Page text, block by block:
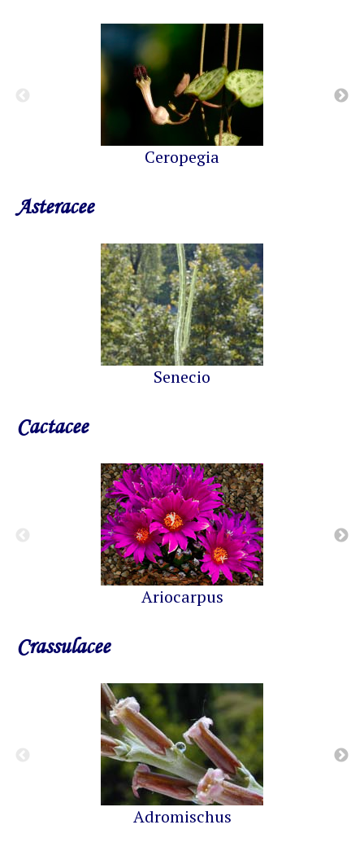
Ceropegia
Asteracee
Senecio
Cactacee
Ariocarpus
Crassulacee
Adromischus